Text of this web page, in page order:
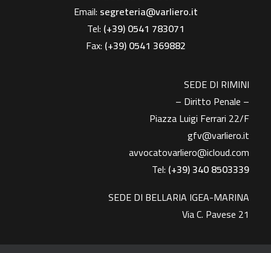
Email: segreteria@varliero.it
Tel: (+39) 0541 783071
Fax: (+39)0541 369882
SEDE DI RIMINI
– Diritto Penale –
Piazza Luigi Ferrari 22/F
gfv@varliero.it
avvocatovarliero@icloud.com
Tel: (+39) 340 8503339
SEDE DI BELLARIA IGEA-MARINA
Via C. Pavese 21